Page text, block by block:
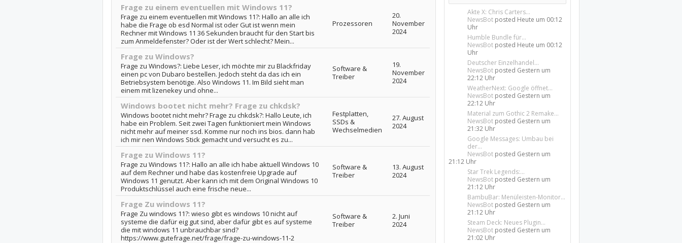
Frage zu einem eventuellen mit Windows 11?
Frage zu einem eventuellen mit Windows 11?: Hallo an alle ich
habe die Frage ob esd Normal ist oder Gut ist wenn mein
Rechner mit Windows 11 36 Sekunden braucht für den Start bis
zum Anmeldefenster? Oder ist der Wert schlecht? Mein...
Prozessoren
20.
November
2024
Frage zu Windows?
Frage zu Windows?: Liebe Leser, ich möchte mir zu Blackfriday
einen pc von Dubaro bestellen. Jedoch steht da das ich ein
Betriebsystem benötige. Also Windows 11. Im Bild sieht man
einem mit lizenekey und ohne...
Software &
Treiber
19.
November
2024
Windows bootet nicht mehr? Frage zu chkdsk?
Windows bootet nicht mehr? Frage zu chkdsk?: Hallo Leute, ich
habe ein Problem. Seit zwei Tagen funktioniert mein Windows
nicht mehr auf meiner ssd. Komme nur noch ins bios. dann hab
ich mir nen Windows Stick gemacht und versucht es zu...
Festplatten,
SSDs &
Wechselmedien
27. August
2024
Frage zu Windows 11?
Frage zu Windows 11?: Hallo an alle ich habe aktuell Windows 10
auf dem Rechner und habe das kostenfreie Upgrade auf
Windows 11 genutzt. Aber kann ich mit dem Original Windows 10
Produktschlüssel auch eine frische neue...
Software &
Treiber
13. August
2024
Frage Zu windows 11?
Frage Zu windows 11?: wieso gibt es windows 10 nicht auf
systeme die dafür eig gut sind, aber dafür gibt es auf systeme
die mit windows 11 unbrauchbar sind?
https://www.gutefrage.net/frage/frage-zu-windows-11-2
Software &
Treiber
2. Juni
2024
Akte X: Chris Carters...
NewsBot posted Heute um 00:12
Uhr
Humble Bundle für...
NewsBot posted Heute um 00:12
Uhr
Deutscher Einzelhandel...
NewsBot posted Gestern um
22:12 Uhr
WeatherNext: Google öffnet...
NewsBot posted Gestern um
22:12 Uhr
Material zum Gothic 2 Remake...
NewsBot posted Gestern um
21:32 Uhr
Google Messages: Umbau bei
der...
NewsBot posted Gestern um
21:12 Uhr
Star Trek Legends:...
NewsBot posted Gestern um
21:12 Uhr
BambuBar: Menüleisten-Monitor...
NewsBot posted Gestern um
21:12 Uhr
Steam Deck: Neues Plugin...
NewsBot posted Gestern um
21:02 Uhr